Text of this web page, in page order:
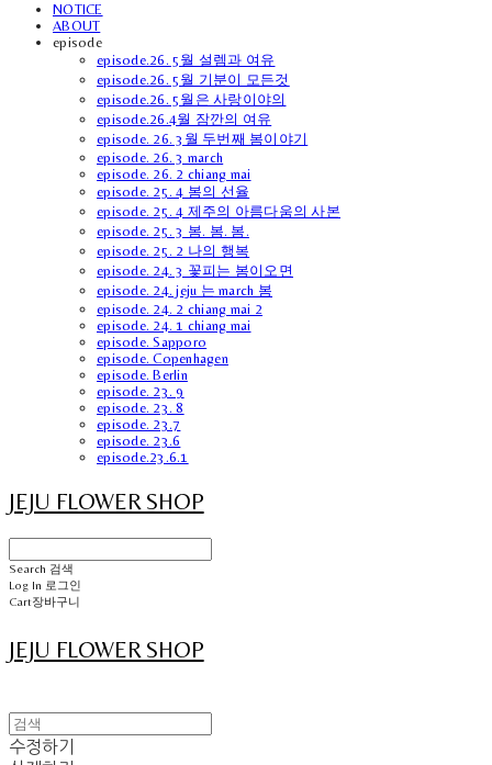
NOTICE
ABOUT
episode
episode.26. 5월 설렘과 여유
episode.26. 5월 기분이 모든것
episode.26. 5월은 사랑이야의
episode.26.4월 잠깐의 여유
episode. 26. 3월 두번째 봄이야기
episode. 26. 3 march
episode. 26. 2 chiang mai
episode. 25. 4 봄의 선율
episode. 25. 4 제주의 아름다움의 사본
episode. 25. 3 봄. 봄. 봄.
episode. 25. 2 나의 행복
episode. 24. 3 꽃피는 봄이오면
episode. 24. jeju 는 march 봄
episode. 24. 2 chiang mai 2
episode. 24. 1 chiang mai
episode. Sapporo
episode. Copenhagen
episode. Berlin
episode. 23. 9
episode. 23. 8
episode. 23.7
episode. 23.6
episode.23.6.1
JEJU FLOWER SHOP
Search 검색
Log In 로그인
Cart장바구니
JEJU FLOWER SHOP
수정하기